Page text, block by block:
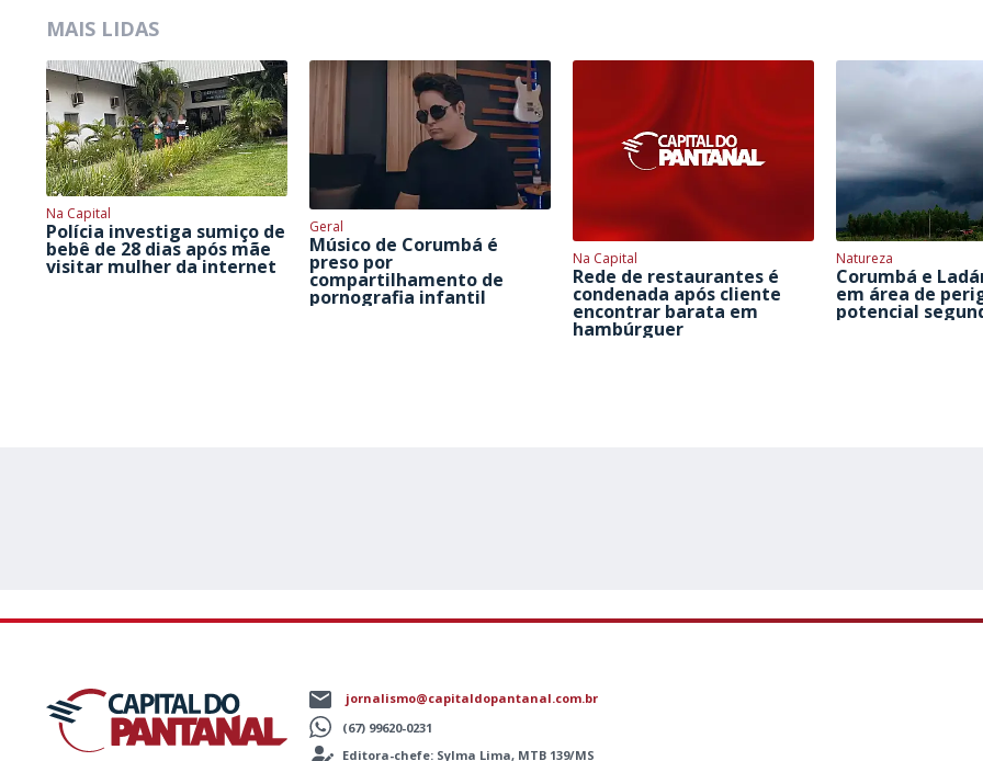
MAIS LIDAS
Na Capital
Polícia investiga sumiço de
bebê de 28 dias após mãe
visitar mulher da internet
Geral
Músico de Corumbá é
preso por
compartilhamento de
pornografia infantil
Na Capital
Rede de restaurantes é
condenada após cliente
encontrar barata em
hambúrguer
Natureza
Corumbá e
em área de
potencial
jornalismo@capitaldopantanal.com.br
(67) 99620-0231
Editora-chefe: Sylma Lima, MTB 139/MS